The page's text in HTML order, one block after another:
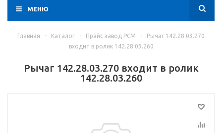
МЕНЮ
Главная - Каталог - Прайс завод РСМ -
Рычаг 142.28.03.270
входит в ролик 142.28.03.260
Рычаг 142.28.03.270 входит в ролик
142.28.03.260